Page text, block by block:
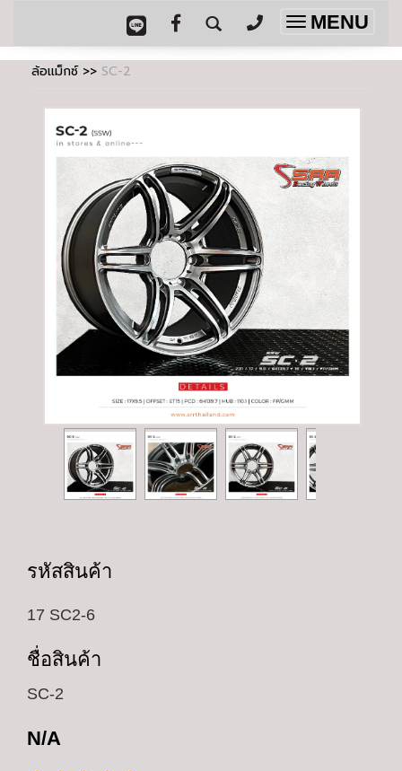
Toggle
navigation
MENU
ล้อแม็กซ์>> SC-2
รหัสสินค้า
17 SC2-6
ชื่อสินค้า
SC-2
N/A